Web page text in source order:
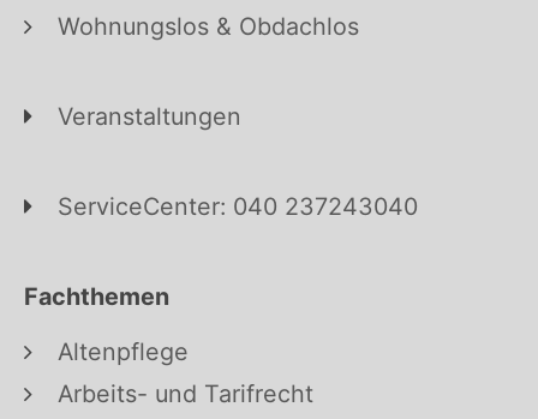
Wohnungslos & Obdachlos
Veranstaltungen
ServiceCenter: 040 237243040
Fachthemen
Altenpflege
Arbeits- und Tarifrecht